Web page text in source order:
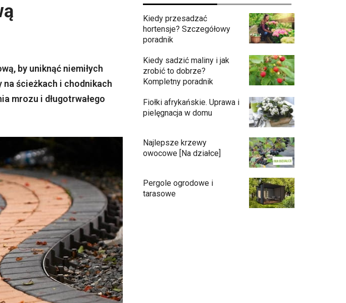
by uniknąć niemiłych
ścieżkach i chodnikach
mrozu i długotrwałego
Kiedy przesadzać
hortensje? Szczegółowy
poradnik
Kiedy sadzić maliny i jak
zrobić to dobrze?
Kompletny poradnik
Fiołki afrykańskie. Uprawa i
pielęgnacja w domu
Najlepsze krzewy
owocowe [Na działce]
Pergole ogrodowe i
tarasowe